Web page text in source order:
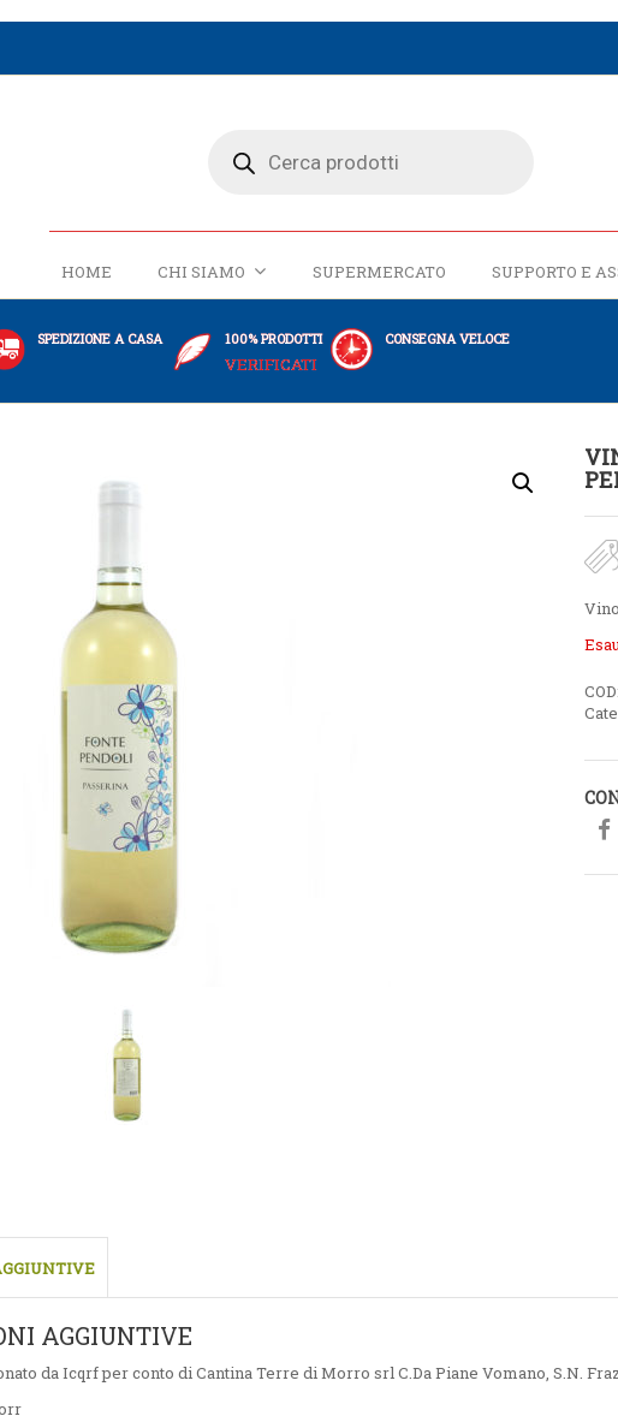
HOME CHI SIAMO SUPERMERCATO SUPPORTO E
SPEDIZIONE A CASA 100% PRODOTTI
VERIFICATI
CONSEGNA VELOCE
AGGIUNTIVE
da Icqrf per conto di Cantina Terre di Morro srl C.Da Piane Vomano, S.N.